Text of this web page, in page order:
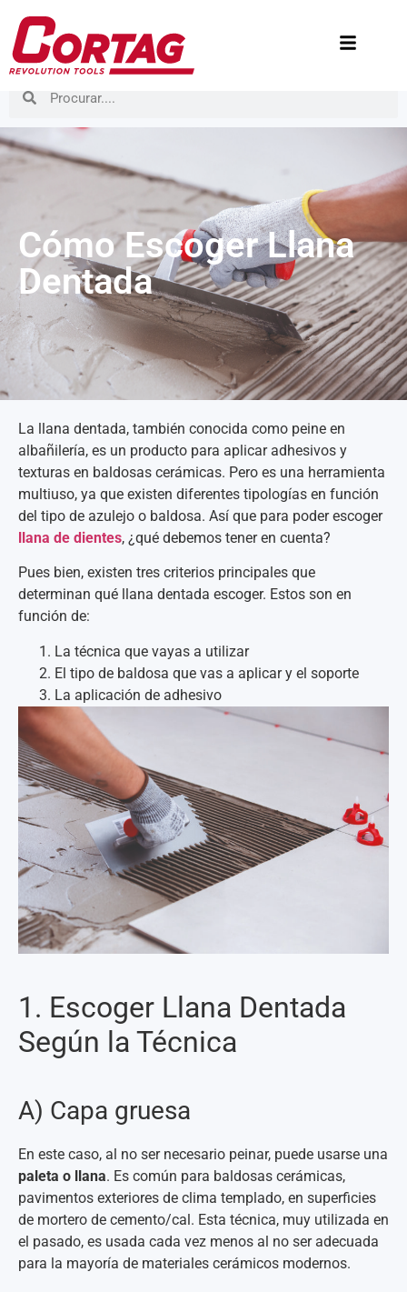
Cómo Escoger Llana
Dentada
La llana dentada, también conocida como peine en
albañilería, es un producto para aplicar adhesivos y
texturas en baldosas cerámicas. Pero es una herramienta
multiuso, ya que existen diferentes tipologías en función
del tipo de azulejo o baldosa. Así que para poder escoger
llana de dientes, ¿qué debemos tener en cuenta?
Pues bien, existen tres criterios principales que
determinan qué llana dentada escoger. Estos son en
función de:
La técnica que vayas a utilizar
El tipo de baldosa que vas a aplicar y el soporte
La aplicación de adhesivo
1. Escoger Llana Dentada
Según la Técnica
A) Capa gruesa
En este caso, al no ser necesario peinar, puede usarse una
paleta o llana. Es común para baldosas cerámicas,
pavimentos exteriores de clima templado, en superficies
de mortero de cemento/cal. Esta técnica, muy utilizada en
el pasado, es usada cada vez menos al no ser adecuada
para la mayoría de materiales cerámicos modernos.